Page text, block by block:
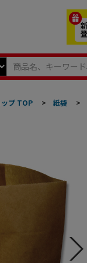
ップ TOP > 紙袋 >